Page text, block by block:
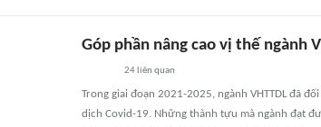
Góp phần nâng cao vị thế ngành
24liên quan
Trong giai đoạn 2021-2025, ngành VHTTDL đã
dịch Covid-19. Những thành tựu mà ngành đạt